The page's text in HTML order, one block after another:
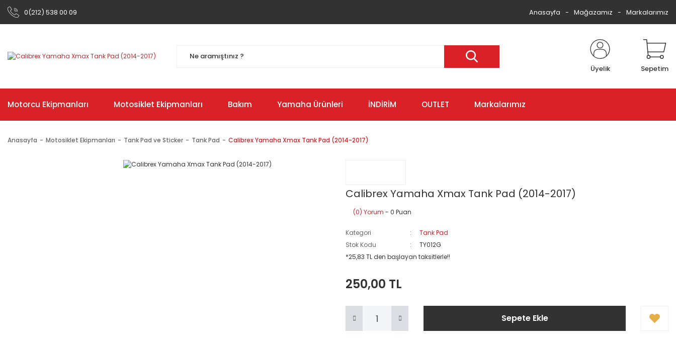
0(212) 538 00 09 Anasayfa Mağazamız Markalarımız
Üyelik Sepetim
Motorcu Ekipmanları Motosiklet Ekipmanları Bakım Yamaha Ürünleri İNDİRİM OUTLET Markalarımız
Anasayfa Motosiklet Ekipmanları Tank Pad ve Sticker Tank Pad Calibrex Yamaha Xmax Tank Pad (2014-2017)
Calibrex Yamaha Xmax Tank Pad (2014-2017)
(0) Yorum - 0 Puan
Kategori
Tank Pad
Stok Kodu
TY012G
*25,83 TL den başlayan taksitlerle!!
250,00 TL
Sepete Ekle